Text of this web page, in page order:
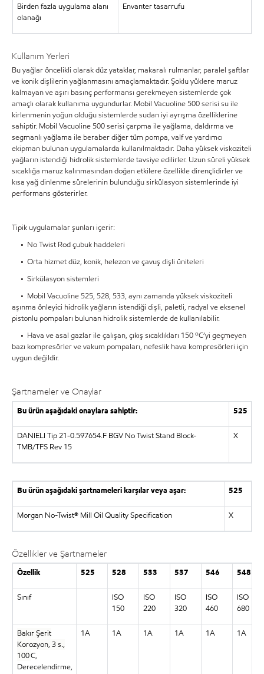
Birden fazla uygulama alanı
olanağı
Envanter tasarrufu
Kullanım Yerleri
Bu yağlar öncelikli olarak düz yataklar, makaralı rulmanlar, paralel şaftlar
ve konik dişlilerin yağlanmasını amaçlamaktadır. Şoklu yüklere maruz
kalmayan ve aşırı basınç performansı gerekmeyen sistemlerde çok
amaçlı olarak kullanıma uygundurlar. Mobil Vacuoline 500 serisi su ile
kirlenmenin yoğun olduğu sistemlerde sudan iyi ayrışma özelliklerine
sahiptir. Mobil Vacuoline 500 serisi çarpma ile yağlama, daldırma ve
segmanlı yağlama ile beraber diğer tüm pompa, valf ve yardımcı
ekipman bulunan uygulamalarda kullanılmaktadır. Daha yüksek viskoziteli
yağların istendiği hidrolik sistemlerde tavsiye edilirler. Uzun süreli yüksek
sıcaklığa maruz kalınmasından doğan etkilere özellikle dirençlidirler ve
kısa yağ dinlenme sürelerinin bulunduğu sirkülasyon sistemlerinde iyi
performans gösterirler.
Tipik uygulamalar şunları içerir:
• No Twist Rod çubuk haddeleri
• Orta hizmet düz, konik, helezon ve çavuş dişli üniteleri
• Sirkülasyon sistemleri
• Mobil Vacuoline 525, 528, 533, aynı zamanda yüksek viskoziteli
aşınma önleyici hidrolik yağların istendiği dişli, paletli, radyal ve eksenel
pistonlu pompaları bulunan hidrolik sistemlerde de kullanılabilir.
• Hava ve asal gazlar ile çalışan, çıkış sıcaklıkları 150 oC’yi geçmeyen
bazı kompresörler ve vakum pompaları, nefeslik hava kompresörleri için
uygun değildir.
Şartnameler ve Onaylar
Bu ürün aşağıdaki onaylara sahiptir: 525
DANIELI Tip 21-0.597654.F BGV No Twist Stand Block-
TMB/TFS Rev 15
X
Bu ürün aşağıdaki şartnameleri karşılar veya aşar: 525
Morgan No-Twist® Mill Oil Quality Specification X
Özellikler ve Şartnameler
Özellik 525 528 533 537 546 548
Sınıf
ISO
150
ISO
220
ISO
320
ISO
460
ISO
680
Bakır Şerit
Korozyon, 3 s.,
100C,
Derecelendirme,
1A 1A 1A 1A 1A 1A